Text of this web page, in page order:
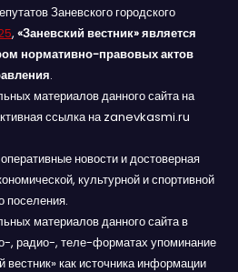
Заневского городского
, «Заневский вестник» является
нормативно-правовых актов
.
материалов данного сайта на
ссылка на zanevkasmi.ru
новости и достоверная
культурной и спортивной
поселения.
материалов данного сайта в
, радио-, теле-форматах упоминание
вестник» как источника информации